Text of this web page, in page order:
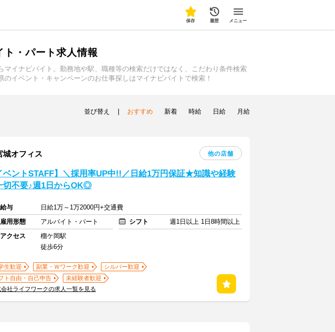
保存 履歴 メニュー
・パート求人情報
イナビバイト。勤務地や駅、職種等の検索だけではなく、こだわり条件検索
イベント・キャンペーンのお仕事探しはマイナビバイトで検索！
並び替え おすすめ 新着 時給 日給 月給
オフィス 他の店舗
ベントSTAFF】＼採用率UP中!!／日給1万円保証★知識や経験
切不要♪週1日からOK◎
給与
日給1万～1万2000円+交通費
雇用形態
アルバイト・パート シフト
週1日以上 1日8時間以上
アクセス
榴ケ岡駅
徒歩6分
生歓迎 副業・Ｗワーク歓迎
シルバー歓迎
ト自由・自己申告
未経験者歓迎
社ライフワークの求人一覧を見る